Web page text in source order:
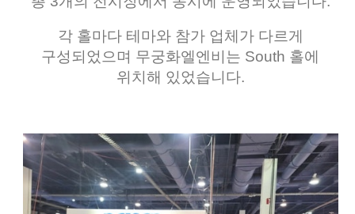
각 홀마다 테마와 참가 업체가 다르게
구성되었으며 무궁화엘엔비는 South 홀에
위치해 있었습니다.